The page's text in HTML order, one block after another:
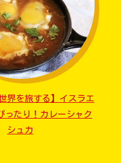
界を旅する】イスラエ
ったり！カレーシャク
シュカ